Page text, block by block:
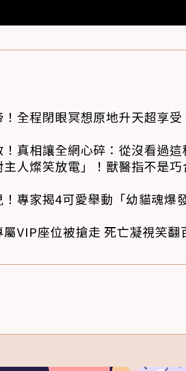
全程閉眼冥想原地升天超享受
真相讓全網心碎：從沒看過這
人燦笑放電」！獸醫指不是巧
專家揭4可愛舉動「幼貓魂爆
VIP座位被搶走 死亡凝視笑翻